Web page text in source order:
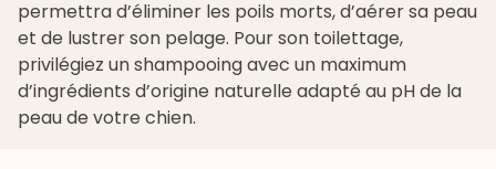
permettra d’éliminer les poils morts, d’aérer sa peau
et de lustrer son pelage. Pour son toilettage,
privilégiez unshampooingavec un maximum
d’ingrédients d’origine naturelle adapté au pH de la
peau de votre chien.